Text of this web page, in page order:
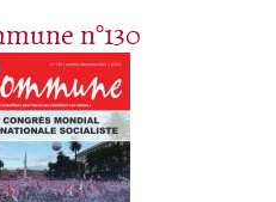
n°130